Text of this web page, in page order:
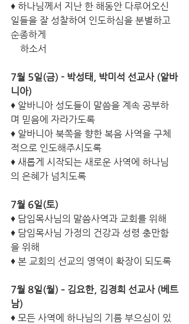
♦ 하나님께서 지난 한 해동안 다루어오신
일들을 잘 성찰하여 인도하심을 분별하고
순종하게
    하소서
7월 5일(금) - 박성태, 박미석 선교사 (알바
니아)
♦ 알바니아 성도들이 말씀을 계속 공부하
며 믿음에 자라가도록
♦ 알바니아 북쪽을 향한 복음 사역을 구체
적으로 인도해주시도록
♦ 새롭게 시작되는 새로운 사역에 하나님
의 은혜가 넘치도록
7월 6일(토)
♦ 담임목사님의 말씀사역과 교회를 위해
♦ 담임목사님 가정의 건강과 성령 충만함
을 위해
♦ 본 교회의 선교의 영역이 확장이 되도록
7월 8일(월) – 김요한, 김경희 선교사 (베트
남)
♦ 모든 사역에 하나님의 기름 부으심이 있